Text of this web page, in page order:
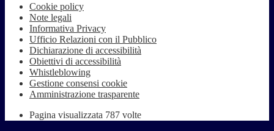
Cookie policy
Note legali
Informativa Privacy
Ufficio Relazioni con il Pubblico
Dichiarazione di accessibilità
Obiettivi di accessibilità
Whistleblowing
Gestione consensi cookie
Amministrazione trasparente
Pagina visualizzata 787 volte